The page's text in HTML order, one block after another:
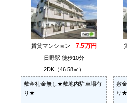
賃貸マンション 7.5万円
日野駅 徒歩10分
2DK（46.58㎡）
敷金礼金無し★敷地内駐車場有
り★
敷
り★